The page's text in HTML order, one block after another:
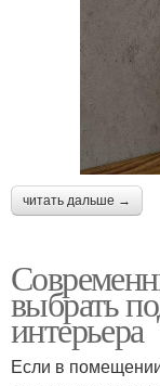
читать дальше →
выбрать
интерьера
Если в